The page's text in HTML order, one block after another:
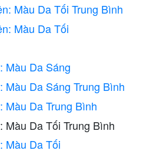
Màu Da Tối Trung Bình
Màu Da Tối
Màu Da Sáng
Màu Da Sáng Trung Bình
Màu Da Trung Bình
Màu Da Tối Trung Bình
Màu Da Tối